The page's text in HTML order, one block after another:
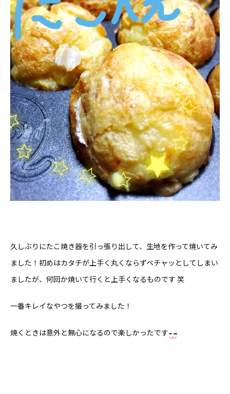
久しぶりにたこ焼き器を引っ張り出して、生地を作って焼いてみ
ました！初めはカタチが上手く丸くならずベチャッとしてしまい
ましたが、何回か焼いて行くと上手くなるものです 笑
一番キレイなやつを撮ってみました！
焼くときは意外と無心になるので楽しかったです